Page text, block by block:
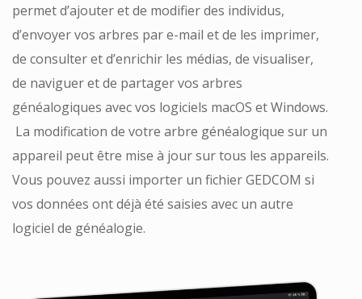
permet d’ajouter et de modifier des individus,
d’envoyer vos arbres par e-mail et de les imprimer,
de consulter et d’enrichir les médias, de visualiser,
de naviguer et de partager vos arbres
généalogiques avec vos logiciels macOS et Windows.
La modification de votre arbre généalogique sur un
appareil peut être mise à jour sur tous les appareils.
Vous pouvez aussi importer un fichier GEDCOM si
vos données ont déjà été saisies avec un autre
logiciel de généalogie.